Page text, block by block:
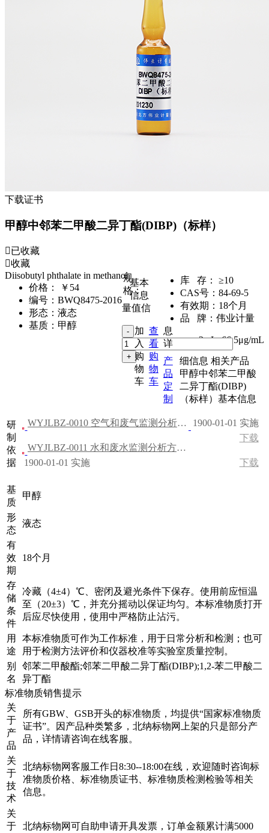
下载证书
甲醇中邻苯二甲酸二异丁酯(DIBP)（标样）
已收藏
收藏
Diisobutyl phthalate in methanol
价格：
￥54
编号： BWQ8475-2016
形态： 液态
基质： 甲醇
库 存：
≥10
CAS号： 84-69-5
有效期： 18个月
品 牌： 伟业计量
规
格：
2mL,66.5μg/mL
加
入
购
物
车
查
看
购
物
车
产
品
定
制
基本
信息
量值信
息
详
细信息 相关产品
甲醇中邻苯二甲酸
二异丁酯(DIBP)
（标样）基本信息
研
制
依
据
WYJLBZ-0010 空气和废气监测分析方法（第四版）
1900-01-01 实施
下载
WYJLBZ-0011 水和废水监测分析方法（第四版）
1900-01-01 实施
下载
基
质
甲醇
形
态
液态
有
效
期
18个月
存
储
条
件
冷藏（4±4）℃、密闭及避光条件下保存。使用前应恒温
至（20±3）℃，并充分摇动以保证均匀。本标准物质打开
后应尽快使用，使用中严格防止沾污。
用
途
本标准物质可作为工作标准，用于日常分析和检测；也可
用于检测方法评价和仪器校准等实验室质量控制。
别
名
邻苯二甲酸酯;邻苯二甲酸二异丁酯(DIBP);1,2-苯二甲酸二
异丁酯
标准物质销售提示
关
于
产
品
所有GBW、GSB开头的标准物质，均提供“国家标准物质
证书”。因产品种类繁多，北纳标物网上架的只是部分产
品，详情请咨询在线客服。
关
于
技
术
北纳标物网客服工作日8:30--18:00在线，欢迎随时咨询标
准物质价格、标准物质证书、标准物质检测检验等相关
信息。
关
于
北纳标物网可自助申请开具发票，订单金额累计满5000